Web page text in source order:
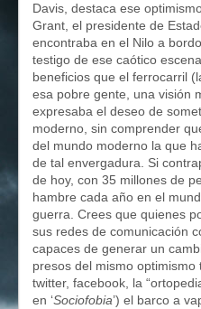
Davis, destaca ese
Grant, el presidente de
encontraba en el Nilo a
testigo de ese caótico
beneficios que el ferrocarril
esa pobre gente, una visión
expresaba el deseo de
moderno, sin comprender
del mundo moderno la que
de tal envergadura. Si
de hoy, con 35 millones de
hambre cada año en el
guerra. Crees que quienes
sus redes de comunicación
capaces de generar un
presos del mismo
twitter, facebook, la
en ‘Sociofobia’) el barco a